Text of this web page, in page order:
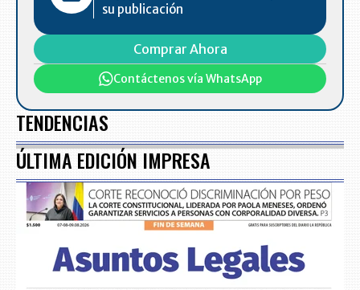
su publicación
Comprar Ahora
Contáctenos vía WhatsApp
TENDENCIAS
ÚLTIMA EDICIÓN IMPRESA